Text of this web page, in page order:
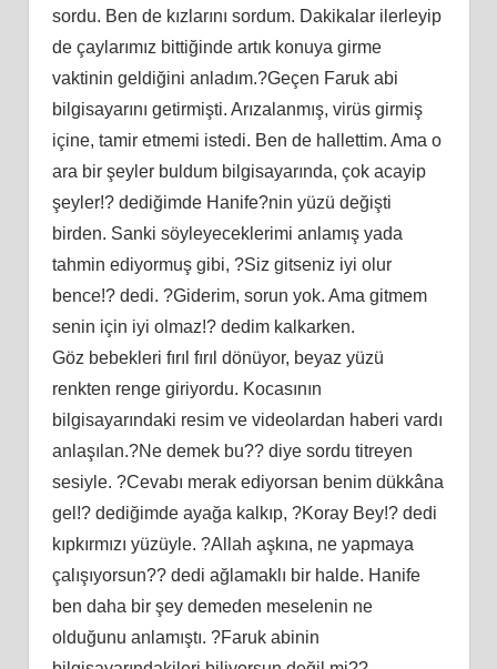
sordu. Ben de kızlarını sordum. Dakikalar ilerleyip
de çaylarımız bittiğinde artık konuya girme
vaktinin geldiğini anladım.?Geçen Faruk abi
bilgisayarını getirmişti. Arızalanmış, virüs girmiş
içine, tamir etmemi istedi. Ben de hallettim. Ama o
ara bir şeyler buldum bilgisayarında, çok acayip
şeyler!? dediğimde Hanife?nin yüzü değişti
birden. Sanki söyleyeceklerimi anlamış yada
tahmin ediyormuş gibi, ?Siz gitseniz iyi olur
bence!? dedi. ?Giderim, sorun yok. Ama gitmem
senin için iyi olmaz!? dedim kalkarken.
Göz bebekleri fırıl fırıl dönüyor, beyaz yüzü
renkten renge giriyordu. Kocasının
bilgisayarındaki resim ve videolardan haberi vardı
anlaşılan.?Ne demek bu?? diye sordu titreyen
sesiyle. ?Cevabı merak ediyorsan benim dükkâna
gel!? dediğimde ayağa kalkıp, ?Koray Bey!? dedi
kıpkırmızı yüzüyle. ?Allah aşkına, ne yapmaya
çalışıyorsun?? dedi ağlamaklı bir halde. Hanife
ben daha bir şey demeden meselenin ne
olduğunu anlamıştı. ?Faruk abinin